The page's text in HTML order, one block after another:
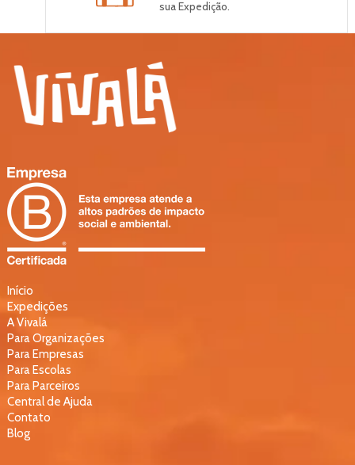
sua Expedição.
Início
Expedições
A Vivalá
Para Organizações
Para Empresas
Para Escolas
Para Parceiros
Central de Ajuda
Contato
Blog